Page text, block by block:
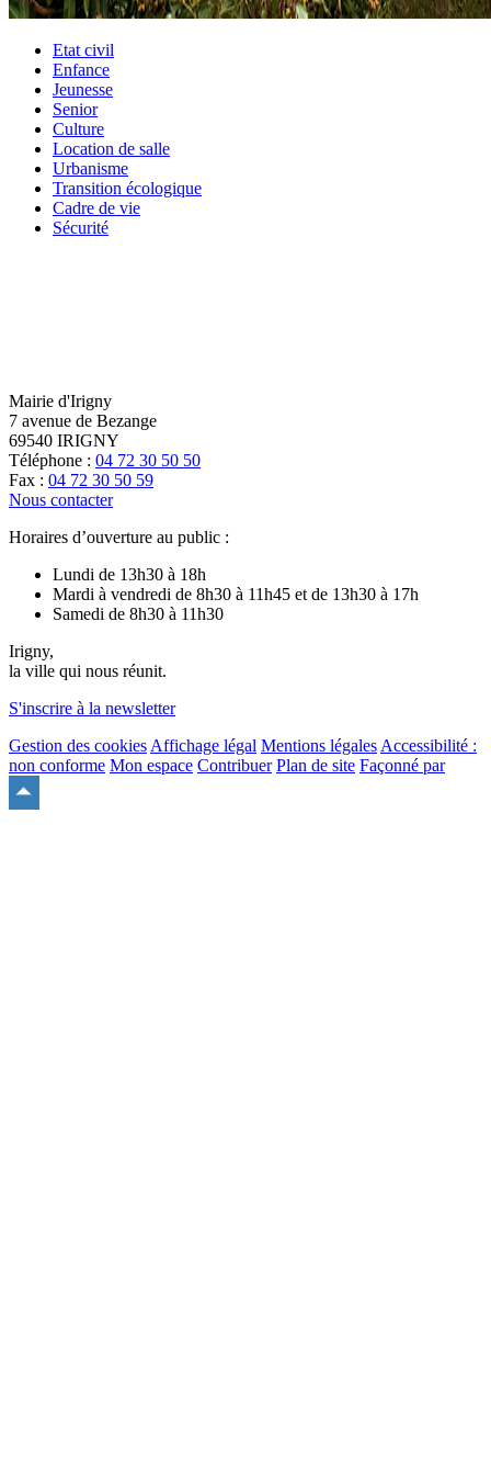
Etat civil
Enfance
Jeunesse
Senior
Culture
Location de salle
Urbanisme
Transition écologique
Cadre de vie
Sécurité
Mairie d'Irigny
7 avenue de Bezange
69540 IRIGNY
Téléphone : 04 72 30 50 50
Fax : 04 72 30 50 59
Nous contacter
Horaires d’ouverture au public :
Lundi de 13h30 à 18h
Mardi à vendredi de 8h30 à 11h45 et de 13h30 à 17h
Samedi de 8h30 à 11h30
Irigny,
la ville qui nous réunit.
S'inscrire à la newsletter
Gestion des cookiesAffichage légal Mentions légalesAccessibilité :
non conforme Mon espace Contribuer Plan de site Façonné par